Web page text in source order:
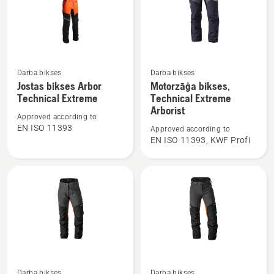
Skatīt
vairāk
informācijas
par
Jostas
Darba bikses
Jostas bikses Arbor
Technical Extreme
Approved according to
EN ISO 11393
Skatīt
vairāk
informācijas
par
Motorzāģa
bikses,
Darba bikses
Motorzāģa bikses,
Technical Extreme
Arborist
Approved according to
EN ISO 11393, KWF Profi